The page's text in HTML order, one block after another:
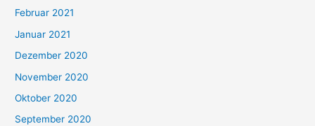
Februar 2021
Januar 2021
Dezember 2020
November 2020
Oktober 2020
September 2020